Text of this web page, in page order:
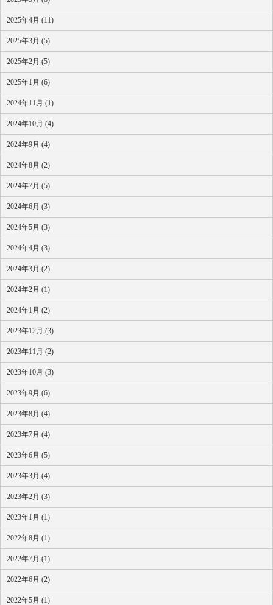
2025年4月 (11)
2025年3月 (5)
2025年2月 (5)
2025年1月 (6)
2024年11月 (1)
2024年10月 (4)
2024年9月 (4)
2024年8月 (2)
2024年7月 (5)
2024年6月 (3)
2024年5月 (3)
2024年4月 (3)
2024年3月 (2)
2024年2月 (1)
2024年1月 (2)
2023年12月 (3)
2023年11月 (2)
2023年10月 (3)
2023年9月 (6)
2023年8月 (4)
2023年7月 (4)
2023年6月 (5)
2023年3月 (4)
2023年2月 (3)
2023年1月 (1)
2022年8月 (1)
2022年7月 (1)
2022年6月 (2)
2022年5月 (1)